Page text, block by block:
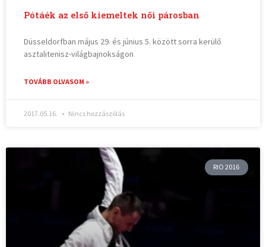
Pótáék az első kiemeltek női párosban
Düsseldorfban május 29. és június 5. között sorra kerülő
asztalitenisz-világbajnokságon
TOVÁBB OLVASOM »
2017.05.16. Nincs hozzászólás
RIO 2016